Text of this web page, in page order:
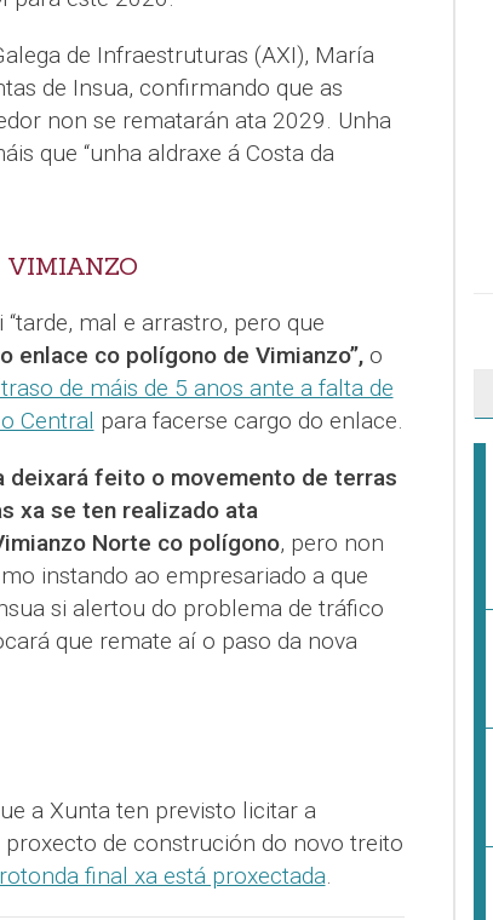
de Infraestruturas (AXI), María
de Insua, confirmando que as
non se rematarán ata 2029. Unha
que “unha aldraxe á Costa da
VIMIANZO
mal e arrastro, pero que
enlace co polígono de Vimianzo”,o
de máis de 5 anos ante a falta de
Central para facerse cargo do enlace.
deixará feito o movemento de terras
xa se ten realizado ata
Norte co polígono, pero non
instando ao empresariado a que
si alertou do problema de tráfico
que remate aí o paso da nova
a Xunta ten previsto licitar a
de construción do novo treito
rotonda final xa está proxectada.